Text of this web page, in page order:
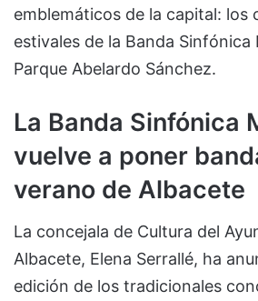
emblemáticos de la capital: los
estivales de la Banda Sinfónica
Parque Abelardo Sánchez.
La Banda Sinfónica
vuelve a poner
verano de Albacete
La concejala de Cultura del
Albacete, Elena Serrallé, ha
edición de los tradicionales